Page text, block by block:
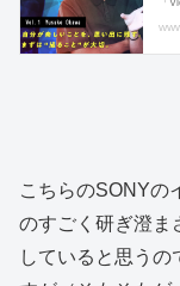
こちらのSONYの
のすごく研ぎ澄ま
していると思うの